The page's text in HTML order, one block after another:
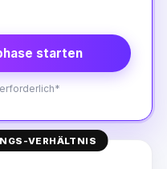
starten
VERHÄLTNIS